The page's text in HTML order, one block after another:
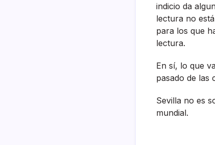
indicio da
lectura no
para los que
lectura.
En sí­, lo que
pasado de las
Sevilla no es
mundial.